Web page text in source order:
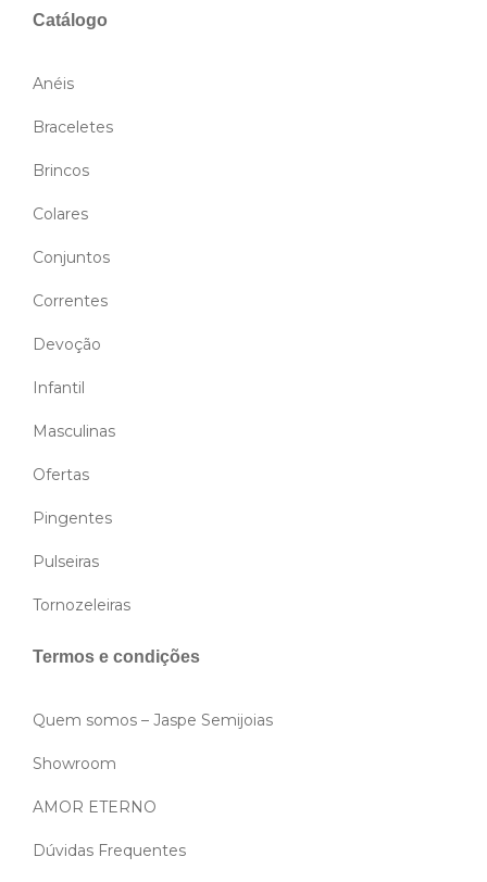
Catálogo
Anéis
Braceletes
Brincos
Colares
Conjuntos
Correntes
Devoção
Infantil
Masculinas
Ofertas
Pingentes
Pulseiras
Tornozeleiras
Termos e condições
Quem somos – Jaspe Semijoias
Showroom
AMOR ETERNO
Dúvidas Frequentes